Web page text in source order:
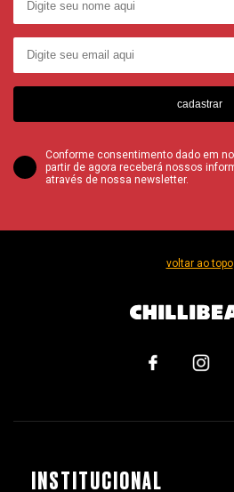
cadastrar
Conforme consentimento dado em
partir de agora receberá nossos
através de nossa newsletter.
voltar ao topo
INSTITUCIONAL